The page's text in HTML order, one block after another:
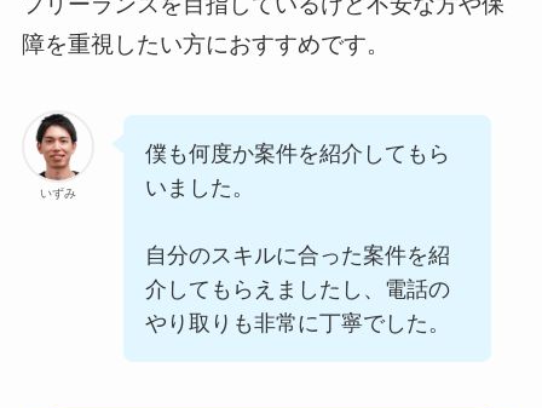
障を重視したい方におすすめです。
いずみ
僕も何度か案件を紹介してもら
いました。
自分のスキルに合った案件を紹
介してもらえましたし、電話の
やり取りも非常に丁寧でした。